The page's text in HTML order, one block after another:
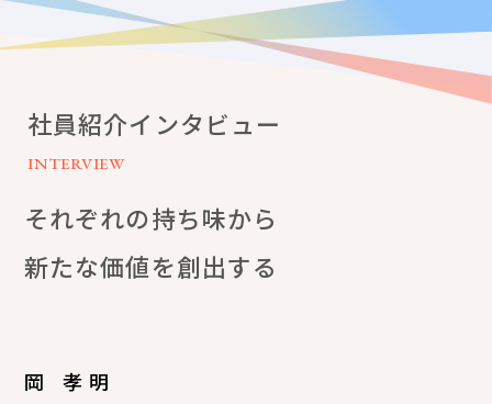
社員紹介インタビュー
INTERVIEW
それぞれの持ち味から
新たな価値を創出する
岡 孝明